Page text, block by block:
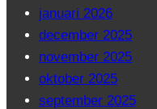
januari 2026
december 2025
november 2025
oktober 2025
september 2025